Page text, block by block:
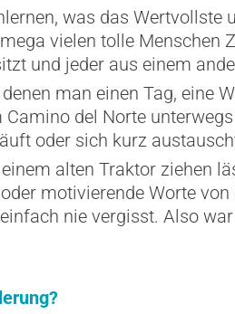
was das Wertvollste
vielen tolle Menschen
und jeder aus einem
man einen Tag, eine
del Norte
oder sich kurz
alten Traktor ziehen
motivierende Worte
nie vergisst. Also